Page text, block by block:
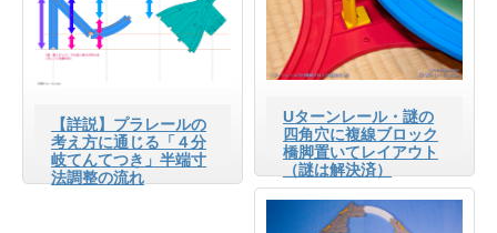
【詳説】プラレールの
考え方に通じる「４分
岐てんてつき」半端寸
法調整の流れ
Uターンレール・謎の
四角穴に複線ブロック
橋脚置いてレイアウト
（謎は解決済）